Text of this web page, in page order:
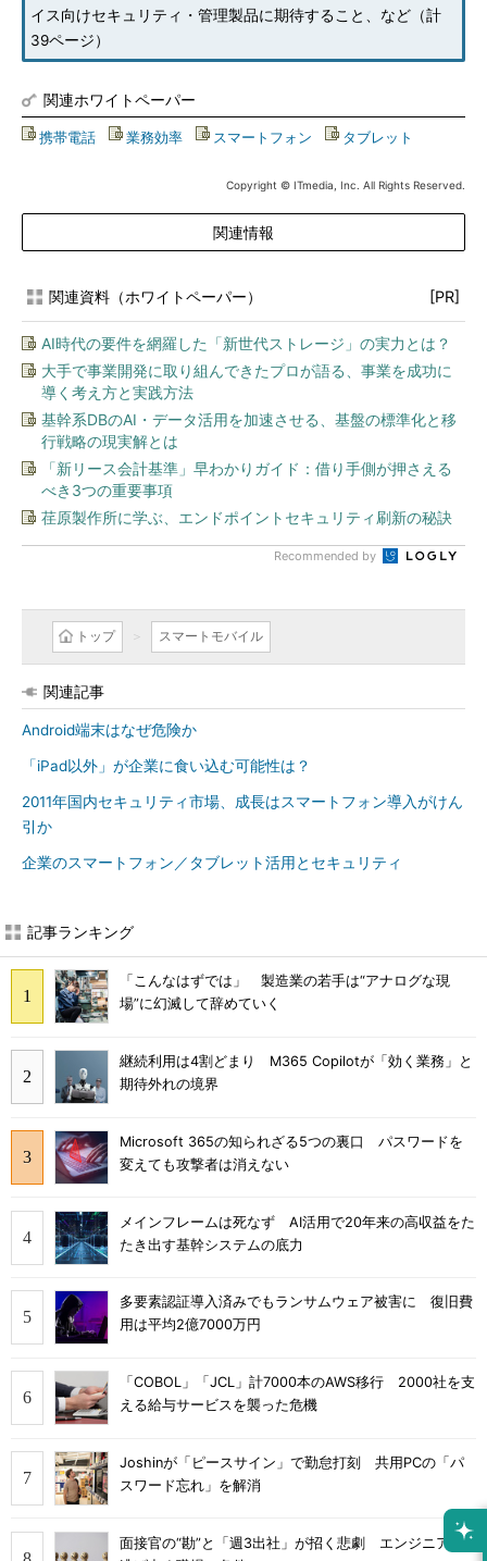
イス向けセキュリティ・管理製品に期待すること、など（計
39ページ）
関連ホワイトペーパー
携帯電話 業務効率 スマートフォン タブレット
Copyright © ITmedia, Inc. All Rights Reserved.
関連情報
関連資料（ホワイトペーパー） [PR]
AI時代の要件を網羅した「新世代ストレージ」の実力とは？
大手で事業開発に取り組んできたプロが語る、事業を成功に
導く考え方と実践方法
基幹系DBのAI・データ活用を加速させる、基盤の標準化と移
行戦略の現実解とは
「新リース会計基準」早わかりガイド：借り手側が押さえる
べき3つの重要事項
荏原製作所に学ぶ、エンドポイントセキュリティ刷新の秘訣
Recommended by
トップ スマートモバイル
関連記事
Android端末はなぜ危険か
「iPad以外」が企業に食い込む可能性は？
2011年国内セキュリティ市場、成長はスマートフォン導入がけん
引か
企業のスマートフォン／タブレット活用とセキュリティ
記事ランキング
「こんなはずでは」 製造業の若手は“アナログな現
場”に幻滅して辞めていく
継続利用は4割どまり M365 Copilotが「効く業務」と
期待外れの境界
Microsoft 365の知られざる5つの裏口 パスワードを
変えても攻撃者は消えない
メインフレームは死なず AI活用で20年来の高収益をた
たき出す基幹システムの底力
多要素認証導入済みでもランサムウェア被害に 復旧費
用は平均2億7000万円
「COBOL」「JCL」計7000本のAWS移行 2000社を支
える給与サービスを襲った危機
Joshinが「ピースサイン」で勤怠打刻 共用PCの「パ
スワード忘れ」を解消
面接官の“勘”と「週3出社」が招く悲劇 エンジニアが